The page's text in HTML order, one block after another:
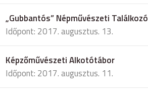
„Gubbantós” Népművészeti Találkozó
Időpont: 2017. augusztus. 13.
Képzőművészeti Alkotótábor
Időpont: 2017. augusztus. 11.